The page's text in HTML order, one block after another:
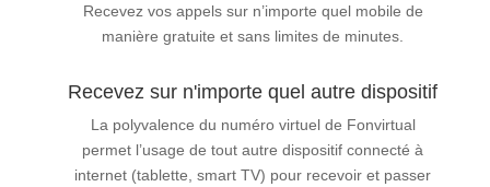
Recevez vos appels sur n’importe quel mobile de
manière gratuite et sans limites de minutes.
Recevez sur n'importe quel autre dispositif
La polyvalence du numéro virtuel de Fonvirtual
permet l’usage de tout autre dispositif connecté à
internet (tablette, smart TV) pour recevoir et passer